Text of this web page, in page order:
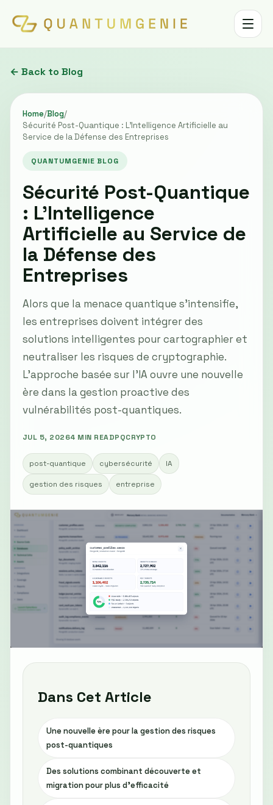
Toggle
← Back to Blog
Home/Blog/
Sécurité Post-Quantique : L’Intelligence Artificielle au
Service de la Défense des Entreprises
QUANTUMGENIE BLOG
Sécurité Post-Quantique
: L’Intelligence
Artificielle au Service de
la Défense des
Entreprises
Alors que la menace quantique s'intensifie,
les entreprises doivent intégrer des
solutions intelligentes pour cartographier et
neutraliser les risques de cryptographie.
L'approche basée sur l'IA ouvre une nouvelle
ère dans la gestion proactive des
vulnérabilités post-quantiques.
JUL 5, 20264 MIN READPQCRYPTO
post-quantique cybersécurité IA
gestion des risques entreprise
Dans Cet Article
Une nouvelle ère pour la gestion des risques
post-quantiques
Des solutions combinant découverte et
migration pour plus d'efficacité